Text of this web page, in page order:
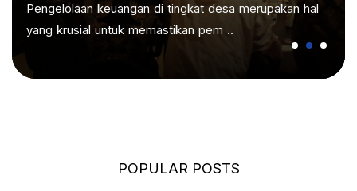
Pengelolaan keuangan di tingkat desa merupakan hal
yang krusial untuk memastikan pem ..
POPULAR POSTS